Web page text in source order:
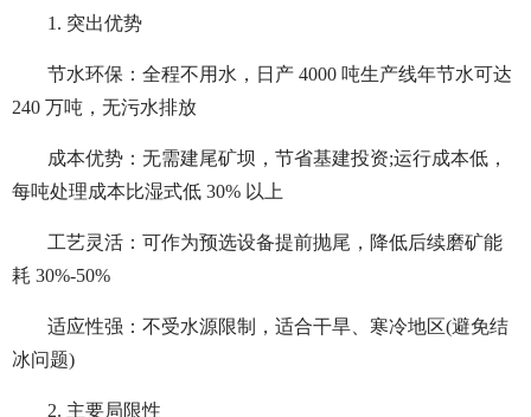
1. 突出优势
节水环保：全程不用水，日产 4000 吨生产线年节水可达
240 万吨，无污水排放
成本优势：无需建尾矿坝，节省基建投资;运行成本低，
每吨处理成本比湿式低 30% 以上
工艺灵活：可作为预选设备提前抛尾，降低后续磨矿能
耗 30%-50%
适应性强：不受水源限制，适合干旱、寒冷地区(避免结
冰问题)
2. 主要局限性